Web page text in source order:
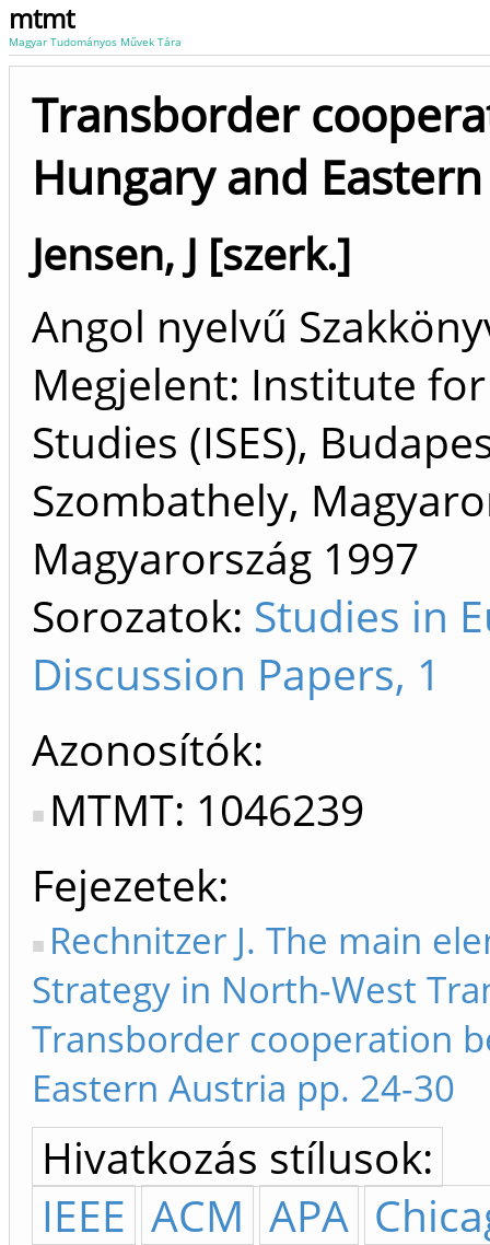
mtmt
Magyar Tudományos Művek Tára
Transborder
Hungary and
Jensen, J [szerk.]
Angol nyelvű
Megjelent: Institute
Studies (ISES),
Szombathely,
Magyarország 1997
Sorozatok: Studies in
Discussion Papers, 1
Azonosítók
MTMT: 1046239
Fejezetek
Rechnitzer J. The main
Strategy in North-West
Transborder cooperation
Eastern Austria pp. 24-30
Hivatkozás stílusok:
IEEE ACM APA